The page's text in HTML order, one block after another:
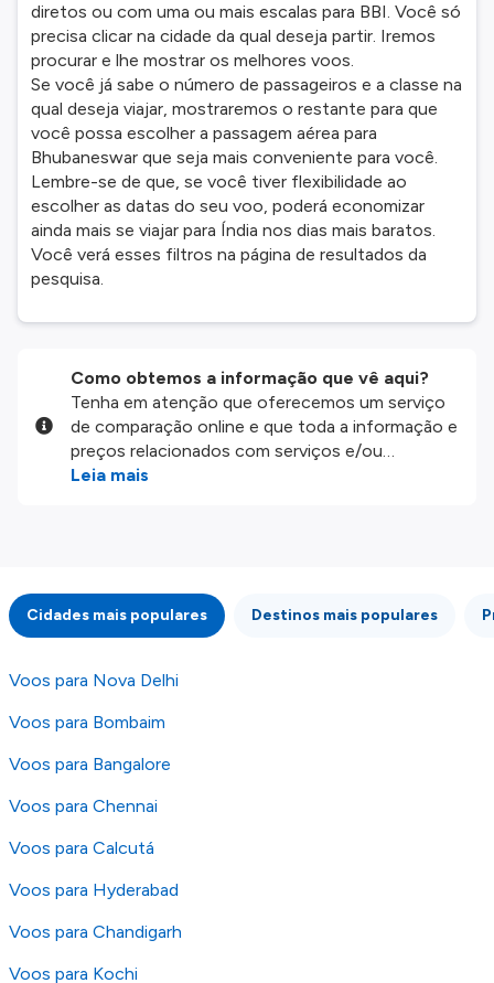
diretos ou com uma ou mais escalas para BBI. Você só
precisa clicar na cidade da qual deseja partir. Iremos
procurar e lhe mostrar os melhores voos.
Se você já sabe o número de passageiros e a classe na
qual deseja viajar, mostraremos o restante para que
você possa escolher a passagem aérea para
Bhubaneswar que seja mais conveniente para você.
Lembre-se de que, se você tiver flexibilidade ao
escolher as datas do seu voo, poderá economizar
ainda mais se viajar para Índia nos dias mais baratos.
Você verá esses filtros na página de resultados da
pesquisa.
Como obtemos a informação que vê aqui?
Tenha em atenção que oferecemos um serviço
de comparação online e que toda a informação e
preços relacionados com serviços e/ou
produtos disponíveis no nosso website são
integridade ou pela precisão da informação
publicada, por isso verifique com atenção todas
as condições no website do parceiro antes de
fazer uma reserva. Para mais detalhes verifique
os nossosTermos e Condições
Leia mais
Cidades mais populares Destinos mais populares
Voos para Nova Delhi
Voos para Bombaim
Voos para Bangalore
Voos para Chennai
Voos para Calcutá
Voos para Hyderabad
Voos para Chandigarh
Voos para Kochi